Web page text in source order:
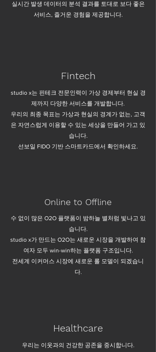
실시간 발생 데이터의 분석 결과를 토대로 보다 좋은
서비스, 즐거운 경험을 제공합니다.
Fintech
studio x는 핀테크 전문인력이 가상 경제부터 현실 경
제까지 다양한 서비스를 개발합니다.
우리의 최종 목표는 가상과 현실의 경계가 없는, 고객
은 자연스럽게 이용할 수 있는 세상을 만들어 가고 있
습니다.
선보일 FIDO 기반 스마트카드에서 확인하세요.
Online to Offline
수 없이 많은 O2O 플랫폼이 밤하늘 별처럼 빛나고 있
습니다.
studio x가 만드는 O2O는 새로운 시장을 개발하여 참
여자 모두 win-win하는 플랫폼 구조입니다.
전세계 이커머스 시장에 새로운 롤 모델이 되겠습니
다.
Healthcare
우리는 이웃과의 건강한 공존을 중시합니다.